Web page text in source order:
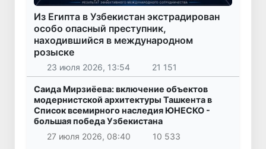
Из Египта в Узбекистан экстрадирован
особо опасный преступник,
находившийся в международном
розыске
23 июля 2026, 13:54 21 151
Саида Мирзиёева: включение объектов
модернистской архитектуры Ташкента в
Список всемирного наследия ЮНЕСКО -
большая победа Узбекистана
27 июля 2026, 08:40
10 533